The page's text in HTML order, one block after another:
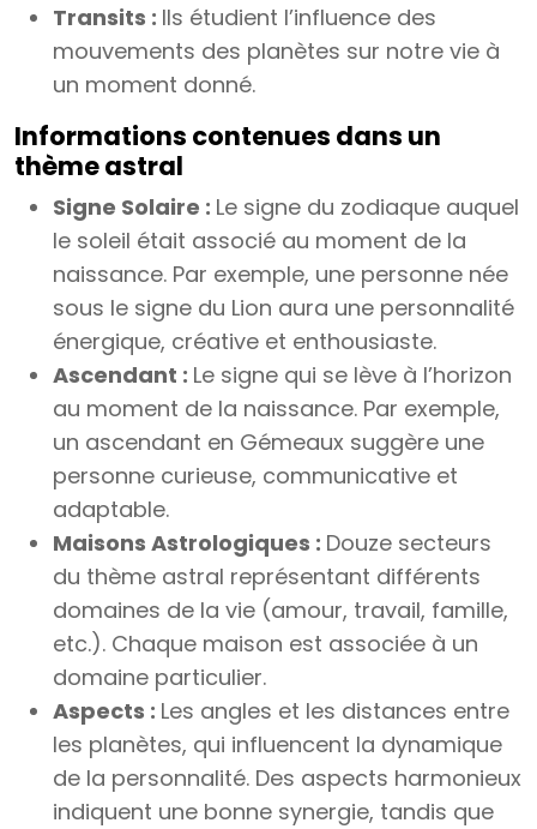
Transits : Ils étudient l’influence des
mouvements des planètes sur notre vie à
un moment donné.
Informations contenues dans un
thème astral
Signe Solaire : Le signe du zodiaque auquel
le soleil était associé au moment de la
naissance. Par exemple, une personne née
sous le signe du Lion aura une personnalité
énergique, créative et enthousiaste.
Ascendant : Le signe qui se lève à l’horizon
au moment de la naissance. Par exemple,
un ascendant en Gémeaux suggère une
personne curieuse, communicative et
adaptable.
Maisons Astrologiques : Douze secteurs
du thème astral représentant différents
domaines de la vie (amour, travail, famille,
etc.). Chaque maison est associée à un
domaine particulier.
Aspects : Les angles et les distances entre
les planètes, qui influencent la dynamique
de la personnalité. Des aspects harmonieux
indiquent une bonne synergie, tandis que